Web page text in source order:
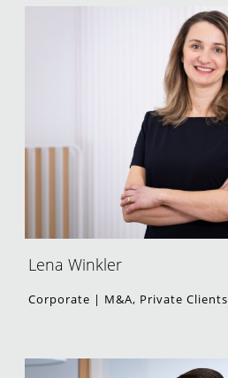
Lena Winkler
Corporate | M&A, Private Clients